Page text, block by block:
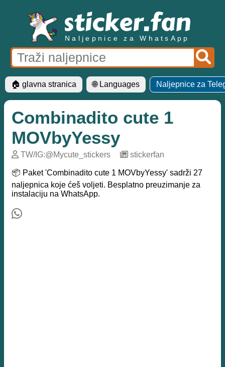
Naljepnice za WhatsApp
🏠 glavna stranica 🌐 Languages Naljepnice za
Combinadito cute 1
MOVbyYessy
TW/IG:@Mycute_stickers stickerfan
📦 Paket 'Combinadito cute 1 MOVbyYessy' sadrži 27
naljepnica koje ćeš voljeti. Besplatno preuzimanje za
instalaciju na WhatsApp.